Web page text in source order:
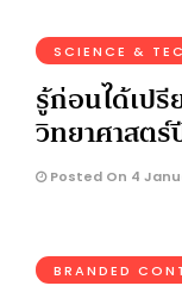
SCIENCE &
รู้ก่อนได้เปรี
วิทยาศาสตร์
Posted On 4
BRANDED